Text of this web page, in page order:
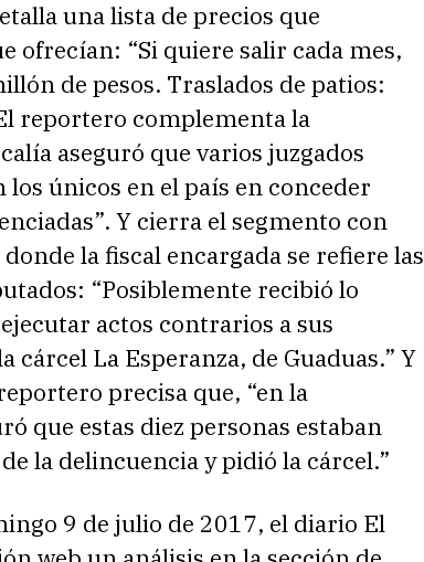
una lista de precios que
ofrecían: “Si quiere salir cada mes,
de pesos. Traslados de patios:
reportero complementa la
aseguró que varios juzgados
los únicos en el país en conceder
Y cierra el segmento con
la fiscal encargada se refiere las
“Posiblemente recibió lo
actos contrarios a sus
cárcel La Esperanza, de Guaduas.” Y
precisa que, “en la
que estas diez personas estaban
la delincuencia y pidió la cárcel.”
9 de julio de 2017, el diario El